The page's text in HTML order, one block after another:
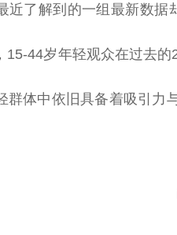
近了解到的一组最新数据
15-44岁年轻观众在过去
群体中依旧具备着吸引力